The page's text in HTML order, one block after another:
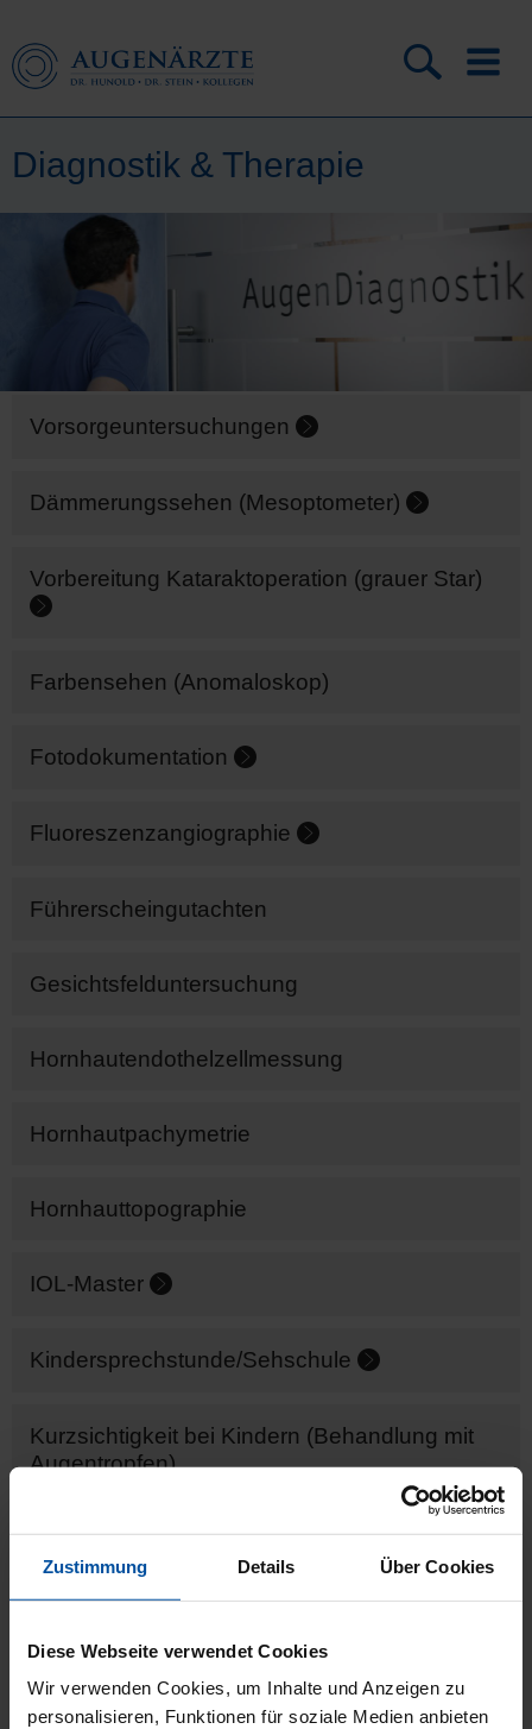
Zustimmung Details Über Cookies
Diese Webseite verwendet Cookies
Wir verwenden Cookies, um Inhalte und Anzeigen zu
personalisieren, Funktionen für soziale Medien anbieten
Diagnostik & Therapie
Vorsorgeuntersuchungen
Dämmerungssehen (Mesoptometer)
Vorbereitung Kataraktoperation (grauer Star)
Farbensehen (Anomaloskop)
Fotodokumentation
Fluoreszenzangiographie
Führerscheingutachten
Gesichtsfelduntersuchung
Hornhautendothelzellmessung
Hornhautpachymetrie
Hornhauttopographie
IOL-Master
Kindersprechstunde/Sehschule
Kurzsichtigkeit bei Kindern (Behandlung mit
Augentropfen)
Makulasprechstunde
Optische Kohärenztomographie (OCT) der
Makula